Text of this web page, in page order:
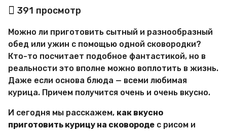
а
в
о
р
М
и
р
Х
и
р
391 просмотр
Можно ли приготовить сытный и разнообразный
обед или ужин с помощью одной сковородки?
Кто-то посчитает подобное фантастикой, но в
реальности это вполне можно воплотить в жизнь.
Даже если основа блюда — всеми любимая
курица. Причем получится очень и очень вкусно.
И сегодня мы расскажем, как вкусно
приготовить курицу на сковороде с рисом и